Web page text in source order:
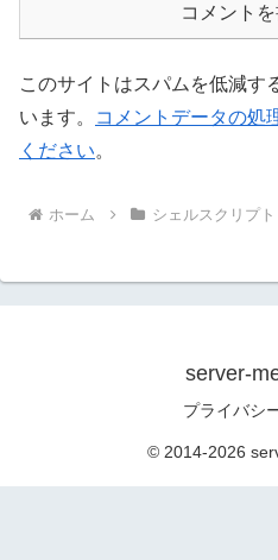
コメント
このサイトはスパムを低減す
います。
コメントデータの処
ください。
ホーム シェルスクリプト
server-
プライバシ
© 2014-2026